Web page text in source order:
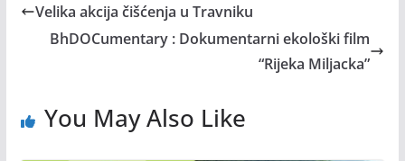
Velika akcija čišćenja u Travniku
BhDOCumentary : Dokumentarni ekološki film
“Rijeka Miljacka”
You May Also Like